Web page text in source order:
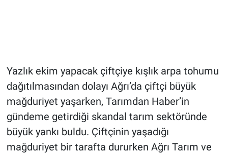
Yazlık ekim yapacak çiftçiye kışlık arpa tohumu
dağıtılmasından dolayı Ağrı’da çiftçi büyük
mağduriyet yaşarken, Tarımdan Haber’in
gündeme getirdiği skandal tarım sektöründe
büyük yankı buldu. Çiftçinin yaşadığı
mağduriyet bir tarafta dururken Ağrı Tarım ve